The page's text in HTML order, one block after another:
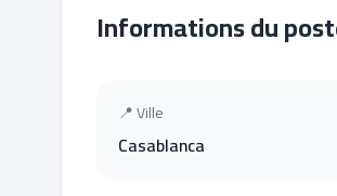
Informations du
📍 Ville
Casablanca